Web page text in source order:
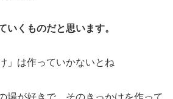
いくものだと思います。
」は作っていかないとね